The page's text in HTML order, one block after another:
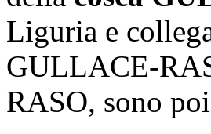
Liguria e
GULLACE-
RASO, sono